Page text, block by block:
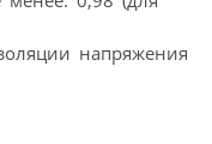
напряжения